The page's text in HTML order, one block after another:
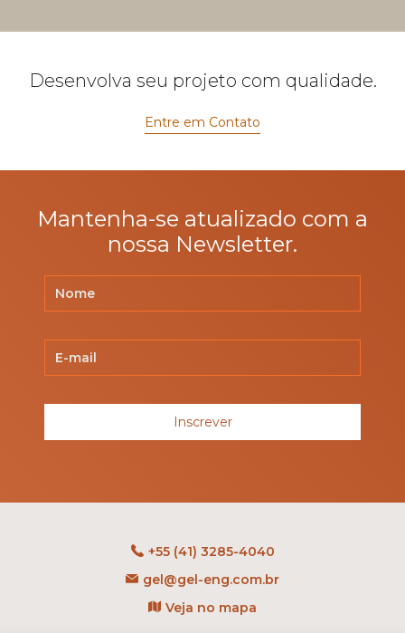
Desenvolva seu projeto com qualidade.
Entre em Contato
Mantenha-se atualizado com a
nossa Newsletter.
Inscrever
+55 (41) 3285-4040
gel@gel-eng.com.br
Veja no mapa